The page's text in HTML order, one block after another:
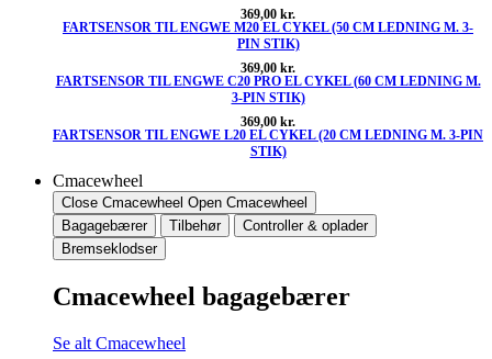
369,00 kr.
FARTSENSOR TIL ENGWE M20 EL CYKEL (50 CM LEDNING M. 3-
PIN STIK)
369,00 kr.
FARTSENSOR TIL ENGWE C20 PRO EL CYKEL (60 CM LEDNING M.
3-PIN STIK)
369,00 kr.
FARTSENSOR TIL ENGWE L20 EL CYKEL (20 CM LEDNING M. 3-PIN
STIK)
Cmacewheel
Close Cmacewheel Open Cmacewheel
Bagagebærer
Tilbehør
Controller & oplader
Bremseklodser
Cmacewheel bagagebærer
Se alt Cmacewheel